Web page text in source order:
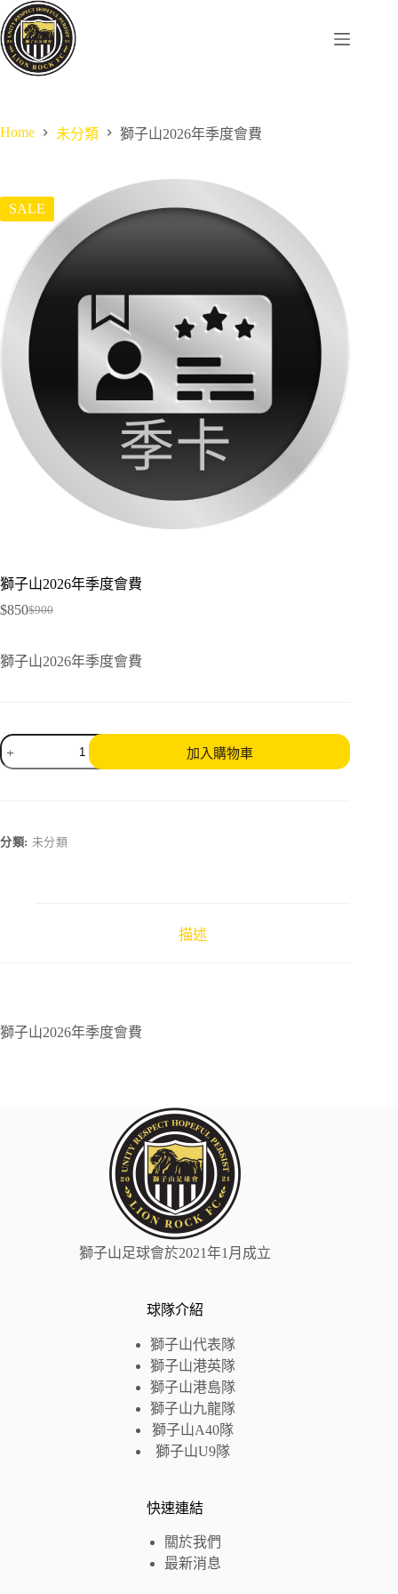
Skip
to
content
Home 未分類 獅子山2026年季度會費
SALE
獅子山2026年季度會費
$900
Original
$900.
$850Current
$850.
獅子山2026年季度會費
獅
子
季
度
加入購物車
分類: 未分類
描述
獅子山2026年季度會費
獅子山足球會於2021年1月成立
球隊介紹
獅子山代表隊
獅子山港英隊
獅子山港島隊
獅子山九龍隊
獅子山A40隊
獅子山U9隊
快速連結
關於我們
最新消息